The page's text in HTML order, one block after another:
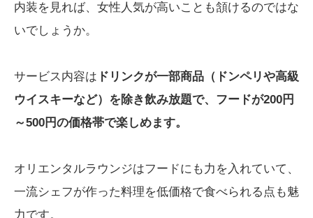
内装を見れば、女性人気が高いことも頷けるのではな
いでしょうか。
サービス内容は ドリンクが一部商品（ドンペリや高級
ウイスキーなど）を除き飲み放題で、フードが200円
～500円の価格帯で楽しめます。
オリエンタルラウンジはフードにも力を入れていて、
一流シェフが作った料理を低価格で食べられる点も魅
力です。